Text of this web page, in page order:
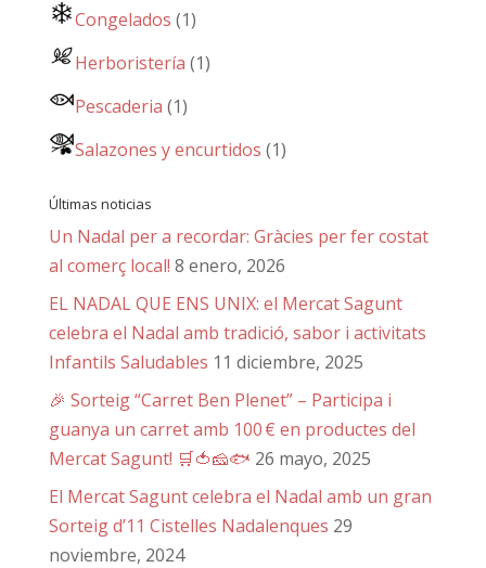
Congelados (1)
Herboristería (1)
Pescaderia (1)
Salazones y encurtidos (1)
Últimas noticias
Un Nadal per a recordar: Gràcies per fer costat
al comerç local! 8 enero, 2026
EL NADAL QUE ENS UNIX: el Mercat Sagunt
celebra el Nadal amb tradició, sabor i activitats
Infantils Saludables 11 diciembre, 2025
🎉 Sorteig “Carret Ben Plenet” – Participa i
guanya un carret amb 100 € en productes del
Mercat Sagunt! 🛒🍅🧀🐟 26 mayo, 2025
El Mercat Sagunt celebra el Nadal amb un gran
Sorteig d’11 Cistelles Nadalenques 29
noviembre, 2024